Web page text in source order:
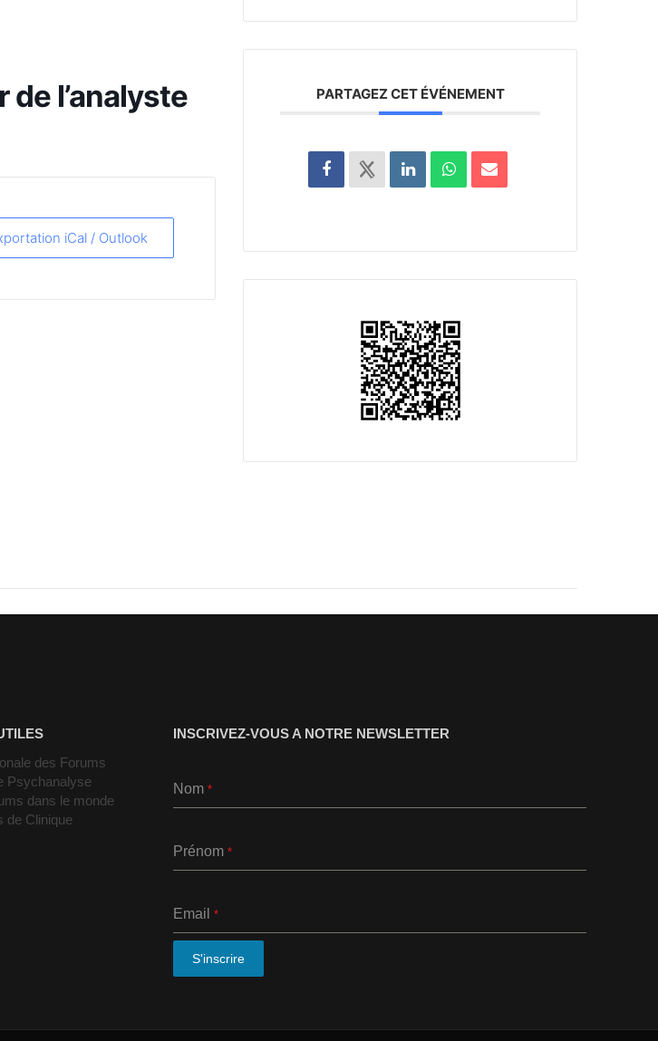
l’analyste
iCal / Outlook
PARTAGEZ CET ÉVÉNEMENT
des Forums
Psychanalyse
dans le monde
de Clinique
INSCRIVEZ-VOUS A NOTRE NEWSLETTER
Nom *
Prénom *
Email *
S'inscrire